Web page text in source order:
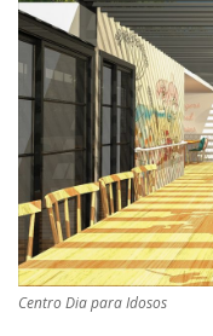
Centro Dia para Idosos